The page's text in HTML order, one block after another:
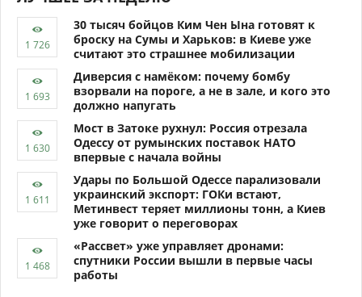
30 тысяч бойцов Ким Чен Ына готовят к
броску на Сумы и Харьков: в Киеве уже
считают это страшнее мобилизации
Диверсия с намёком: почему бомбу
взорвали на пороге, а не в зале, и кого это
должно напугать
Мост в Затоке рухнул: Россия отрезала
Одессу от румынских поставок НАТО
впервые с начала войны
Удары по Большой Одессе парализовали
украинский экспорт: ГОКи встают,
Метинвест теряет миллионы тонн, а Киев
уже говорит о переговорах
«Рассвет» уже управляет дронами:
спутники России вышли в первые часы
работы